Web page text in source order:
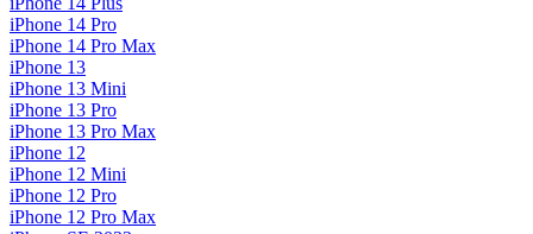
iPhone 14 Pro
iPhone 14 Pro Max
iPhone 13
iPhone 13 Mini
iPhone 13 Pro
iPhone 13 Pro Max
iPhone 12
iPhone 12 Mini
iPhone 12 Pro
iPhone 12 Pro Max